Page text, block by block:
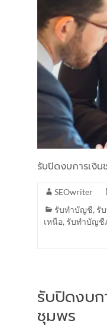
รับปิดงบการเงิ
SEOwriter
รับทำบัญชี, รั
เหนือ, รับทำบัญชี
รับปิดงบก
ชุมพร